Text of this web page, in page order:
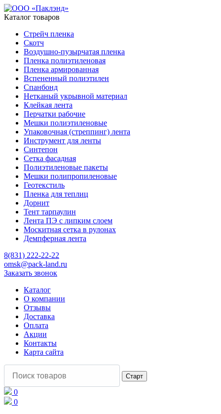
Каталог товаров
Стрейч пленка
Скотч
Воздушно-пузырчатая пленка
Пленка полиэтиленовая
Пленка армированная
Вспененный полиэтилен
Спанбонд
Нетканый укрывной материал
Клейкая лента
Перчатки рабочие
Мешки полиэтиленовые
Упаковочная (стреппинг) лента
Инструмент для ленты
Синтепон
Сетка фасадная
Полиэтиленовые пакеты
Мешки полипропиленовые
Геотекстиль
Пленка для теплиц
Дорнит
Тент тарпаулин
Лента ПЭ с липким слоем
Москитная сетка в рулонах
Демпферная лента
8(831) 222-22-22
omsk@pack-land.ru
Заказать звонок
Каталог
О компании
Отзывы
Доставка
Оплата
Акции
Контакты
Карта сайта
0
0